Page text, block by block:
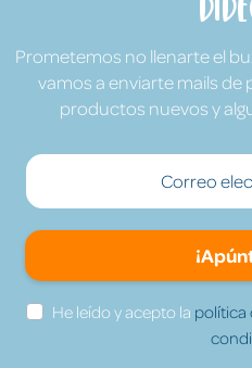
Prometemos no llenarte el
vamos a enviarte mails de
productos nuevos y
He leído y acepto la política